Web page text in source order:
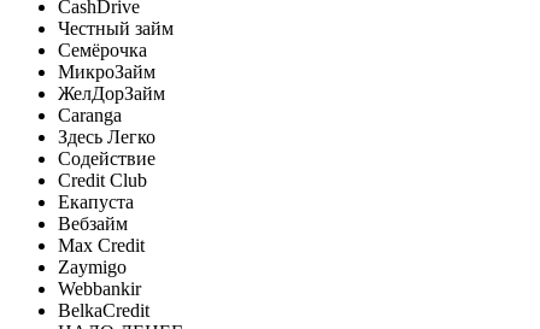
CashDrive
Честный займ
Семёрочка
МикроЗайм
ЖелДорЗайм
Caranga
Здесь Легко
Содействие
Credit Club
Екапуста
Вебзайм
Max Credit
Zaymigo
Webbankir
BelkaCredit